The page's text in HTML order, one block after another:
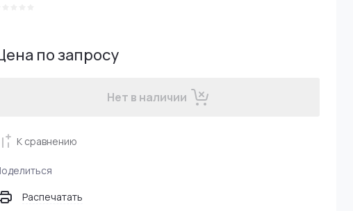
по запросу
Нет в наличии
К сравнению
Распечатать